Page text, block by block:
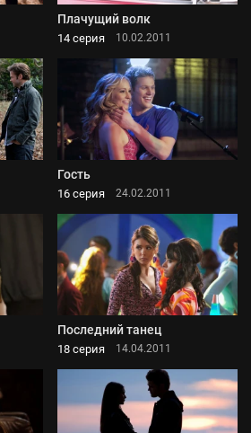
Плачущий волк
14 серия 10.02.2011
Гость
16 серия 24.02.2011
Последний танец
18 серия 14.04.2011